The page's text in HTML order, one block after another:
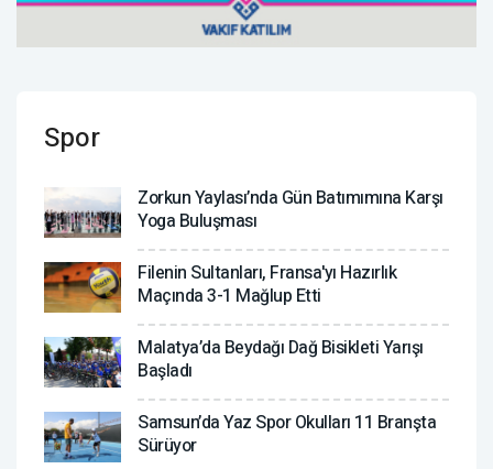
Spor
Zorkun Yaylası’nda Gün Batımımına Karşı
Yoga Buluşması
Filenin Sultanları, Fransa'yı Hazırlık
Maçında 3-1 Mağlup Etti
Malatya’da Beydağı Dağ Bisikleti Yarışı
Başladı
Samsun’da Yaz Spor Okulları 11 Branşta
Sürüyor